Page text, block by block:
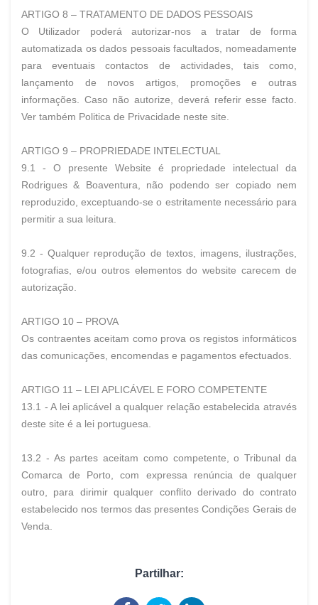
ARTIGO 8 – TRATAMENTO DE DADOS PESSOAIS
O Utilizador poderá autorizar-nos a tratar de forma
automatizada os dados pessoais facultados, nomeadamente
para eventuais contactos de actividades, tais como,
lançamento de novos artigos, promoções e outras
informações. Caso não autorize, deverá referir esse facto.
Ver também Politica de Privacidade neste site.
ARTIGO 9 – PROPRIEDADE INTELECTUAL
9.1 - O presente Website é propriedade intelectual da
Rodrigues & Boaventura, não podendo ser copiado nem
reproduzido, exceptuando-se o estritamente necessário para
permitir a sua leitura.
9.2 - Qualquer reprodução de textos, imagens, ilustrações,
fotografias, e/ou outros elementos do website carecem de
autorização.
ARTIGO 10 – PROVA
Os contraentes aceitam como prova os registos informáticos
das comunicações, encomendas e pagamentos efectuados.
ARTIGO 11 – LEI APLICÁVEL E FORO COMPETENTE
13.1 - A lei aplicável a qualquer relação estabelecida através
deste site é a lei portuguesa.
13.2 - As partes aceitam como competente, o Tribunal da
Comarca de Porto, com expressa renúncia de qualquer
outro, para dirimir qualquer conflito derivado do contrato
estabelecido nos termos das presentes Condições Gerais de
Venda.
Partilhar: